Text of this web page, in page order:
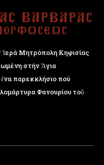
Ἱερά Μητρόπολη Κηφισίας
στήν Ἅγια
παρεκκλήσιο πού
Φανουρίου τοῦ